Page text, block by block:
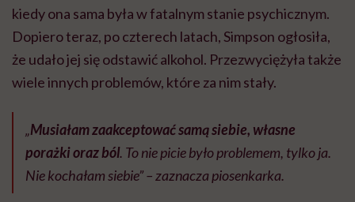
kiedy ona sama była w fatalnym stanie psychicznym.
Dopiero teraz, po czterech latach, Simpson ogłosiła,
że udało jej się odstawić alkohol. Przezwyciężyła także
wiele innych problemów, które za nim stały.
„Musiałam zaakceptować samą siebie, własne
porażki oraz ból. To nie picie było problemem, tylko ja.
Nie kochałam siebie” – zaznacza piosenkarka.